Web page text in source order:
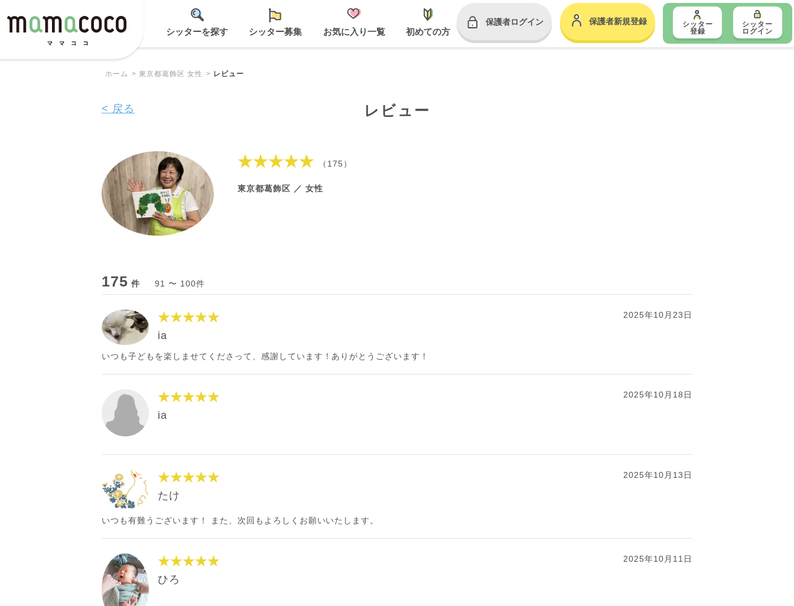
シッターを探す シッター募集 お気に入り一覧 初めての方
保護者ログイン 保護者新規登録
シッター
登録
シッター
ログイン
ホーム 東京都葛飾区 女性 レビュー
レビュー
< 戻る
★★★★★ （175）
東京都葛飾区 ／ 女性
175 件 91 〜 100件
★★★★★ 2025年10月23日
ia
いつも子どもを楽しませてくださって、感謝しています！ありがとうございます！
★★★★★ 2025年10月18日
ia
★★★★★ 2025年10月13日
たけ
いつも有難うございます！ また、次回もよろしくお願いいたします。
★★★★★ 2025年10月11日
ひろ